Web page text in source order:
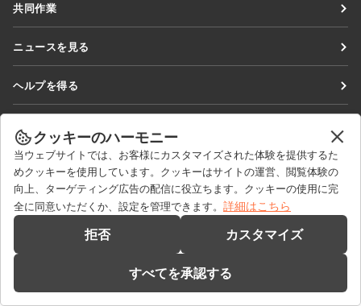
Workspace
コネクター
デスクトップアプリ
モバイルアプリ
共同作業
インフルエンサー向け
求人情報
ニュースを見る
ヘルプを得る
フォーラム
研修コース
ウェビナー
ホワイトペーパー
サポートお問い合わせフォーム
デモを依頼する
セールスに関する質問
sales@onlyoffice.com
パートナーシップに関するお問い合わせpartners@onlyoffice.com
メディアに関するお問い合わせpress@onlyoffice.com
折り返し電話のリクエスト
onlyoffice.com
© Ascensio System SIA 2026. All rights reserved
クッキーのハーモニー
当ウェブサイトでは、お客様にカスタマイズされた体験を提供するた
めクッキーを使用しています。クッキーはサイトの運営、閲覧体験の
向上、ターゲティング広告の配信に役立ちます。クッキーの使用に完
全に同意いただくか、設定を管理できます。 詳細はこちら
拒否 カスタマイズ
すべてを承認する